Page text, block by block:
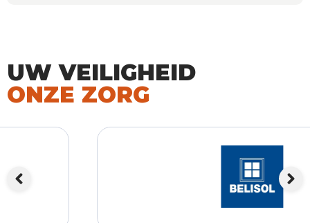
UW VEILIGHEID
ONZE ZORG